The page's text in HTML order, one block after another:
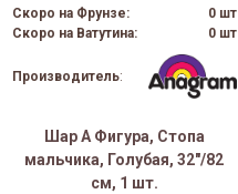
Скоро на Фрунзе:
0 шт
Скоро на Ватутина:
0 шт
Производитель:
Шар А Фигура, Стопа
мальчика, Голубая, 32"/82
см, 1 шт.